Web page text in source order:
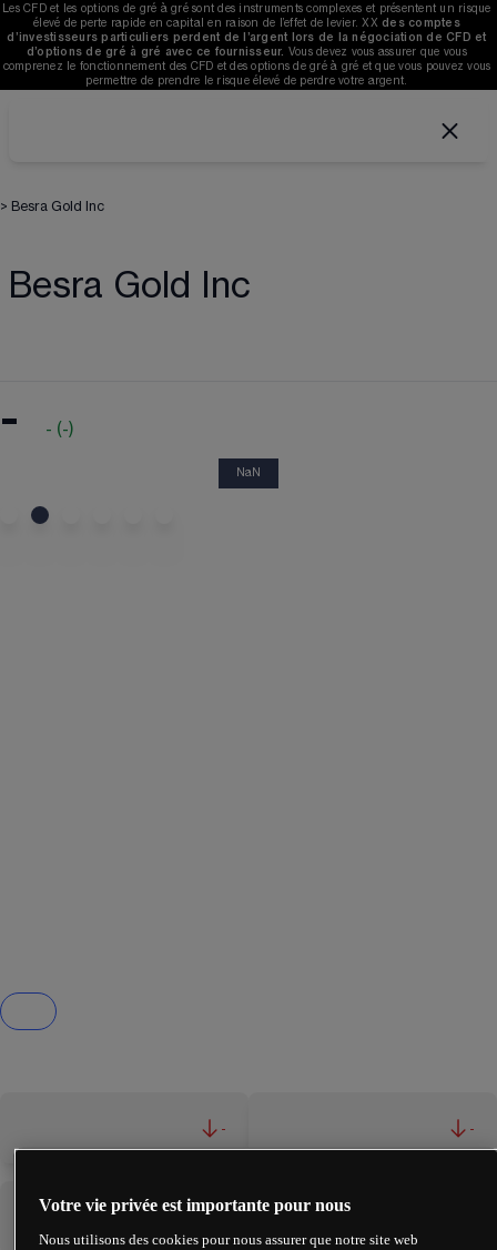
Les CFD et les options de gré à gré sont des instruments complexes et présentent un risque
élevé de perte rapide en capital en raison de l’effet de levier. XX des comptes
d’investisseurs particuliers perdent de l’argent lors de la négociation de CFD et
d’options de gré à gré avec ce fournisseur. Vous devez vous assurer que vous
comprenez le fonctionnement des CFD et des options de gré à gré et que vous pouvez vous
permettre de prendre le risque élevé de perdre votre argent.
> Besra Gold Inc
Besra Gold Inc
- - (-)
NaN
- -
Votre vie privée est importante pour nous
Nous utilisons des cookies pour nous assurer que notre site web